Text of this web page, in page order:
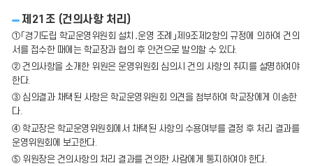
제21조 (건의사항 처리)
①「경기도립 학교운영위원회 설치․운영 조례」제9조제2항의 규정에 의하여 건의
서를 접수한 때에는 학교장과 협의 후 안건으로 발의할 수 있다.
② 건의사항을 소개한 위원은 운영위원회 심의시 건의 사항의 취지를 설명하여야
한다.
③ 심의결과 채택된 사항은 학교운영위원회 의견을 첨부하여 학교장에게 이송한
다.
④ 학교장은 학교운영위원회에서 채택된 사항의 수용여부를 결정 후 처리 결과를
운영위원회에 보고한다.
⑤ 위원장은 건의사항의 처리 결과를 건의한 사람에게 통지하여야 한다.